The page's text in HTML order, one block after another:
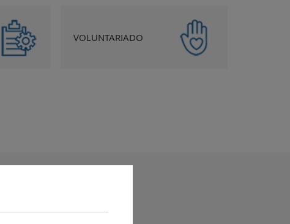
VOLUNTARIADO
Ayuda